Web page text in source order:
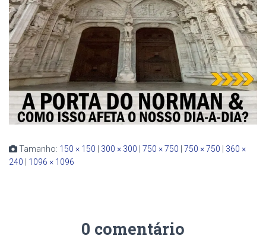
Tamanho: 150 × 150 300 × 300 750 × 750 750 × 750
360 ×
240
1096 × 1096
0 comentário